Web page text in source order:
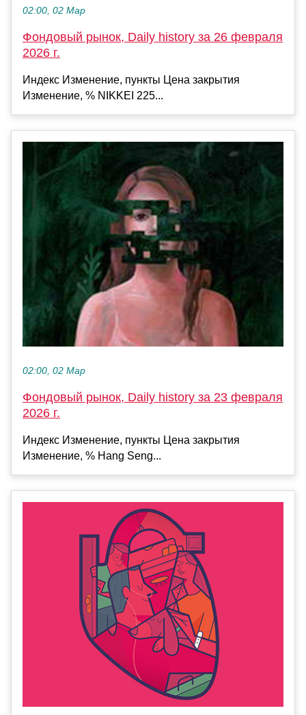
02:00, 02 Мар
Фондовый рынок, Daily history за 26 февраля
2026 г.
Индекс Изменение, пункты Цена закрытия
Изменение, % NIKKEI 225...
02:00, 02 Мар
Фондовый рынок, Daily history за 23 февраля
2026 г.
Индекс Изменение, пункты Цена закрытия
Изменение, % Hang Seng...